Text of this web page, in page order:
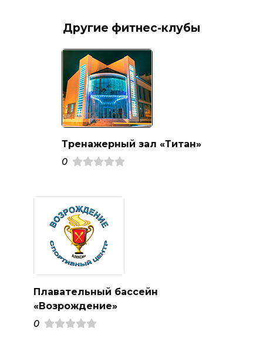
Другие фитнес-клубы
Тренажерный зал «Титан»
0
Плавательный бассейн
«Возрождение»
0